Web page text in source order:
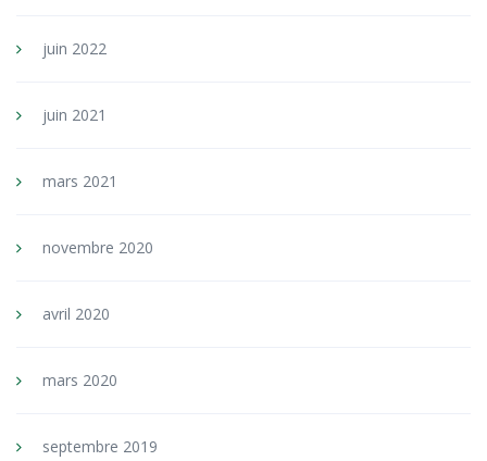
juin 2022
juin 2021
mars 2021
novembre 2020
avril 2020
mars 2020
septembre 2019